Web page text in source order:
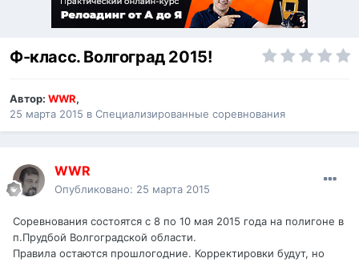
Ф-класс. Волгоград 2015!
Автор: WWR,
25 марта 2015 в Специализированные соревнования
WWR
Опубликовано: 25 марта 2015
Соревнования состоятся с 8 по 10 мая 2015 года на полигоне в
п.Прудбой Волгоградской области.
Правила остаются прошлогодние. Корректировки будут, но